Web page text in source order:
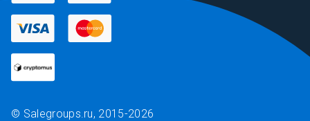
© Salegroups.ru, 2015-2026